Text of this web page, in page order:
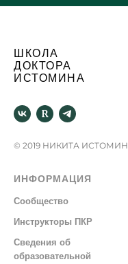
ШКОЛА
ДОКТОРА
ИСТОМИНА
© 2019 НИКИТА ИСТОМИН
ИНФОРМАЦИЯ
Сообщество
Инструкторы ПКР
Сведения об
образовательной